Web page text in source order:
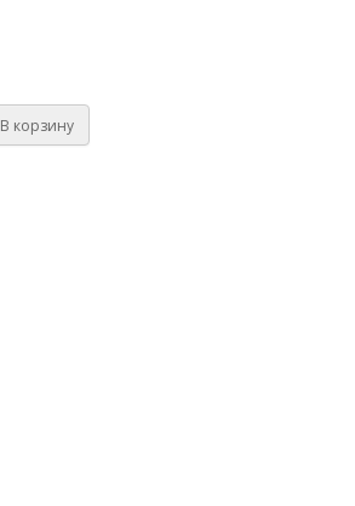
В корзину